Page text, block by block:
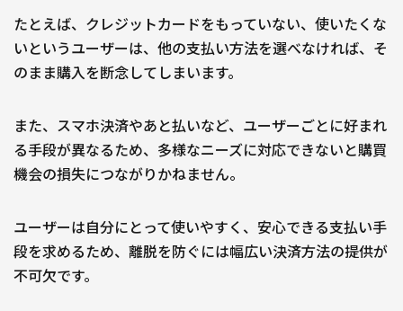
たとえば、クレジットカードをもっていない、使いたくな
いというユーザーは、他の支払い方法を選べなければ、そ
のまま購入を断念してしまいます。
また、スマホ決済やあと払いなど、ユーザーごとに好まれ
る手段が異なるため、多様なニーズに対応できないと購買
機会の損失につながりかねません。
ユーザーは自分にとって使いやすく、安心できる支払い手
段を求めるため、離脱を防ぐには幅広い決済方法の提供が
不可欠です。